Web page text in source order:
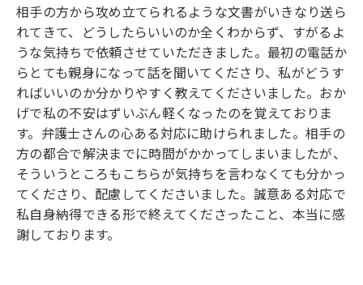
相手の方から攻め立てられるような文書がいきなり送ら
れてきて、どうしたらいいのか全くわからず、すがるよ
うな気持ちで依頼させていただきました。最初の電話か
らとても親身になって話を聞いてくださり、私がどうす
ればいいのか分かりやすく教えてくださいました。おか
げで私の不安はずいぶん軽くなったのを覚えておりま
す。弁護士さんの心ある対応に助けられました。相手の
方の都合で解決までに時間がかかってしまいましたが、
そういうところもこちらが気持ちを言わなくても分かっ
てくださり、配慮してくださいました。誠意ある対応で
私自身納得できる形で終えてくださったこと、本当に感
謝しております。